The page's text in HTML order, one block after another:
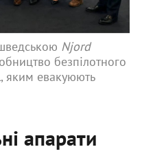
Njord
безпілотного
, яким евакуюють
апарати